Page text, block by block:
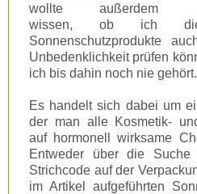
wollte außerdem
wissen, ob ich
Sonnenschutzprodukte
Unbedenklichkeit prüfen
ich bis dahin noch nie gehört.
Es handelt sich dabei um
der man alle Kosmetik-
auf hormonell wirksame
Entweder über die
Strichcode auf der
im Artikel aufgeführten